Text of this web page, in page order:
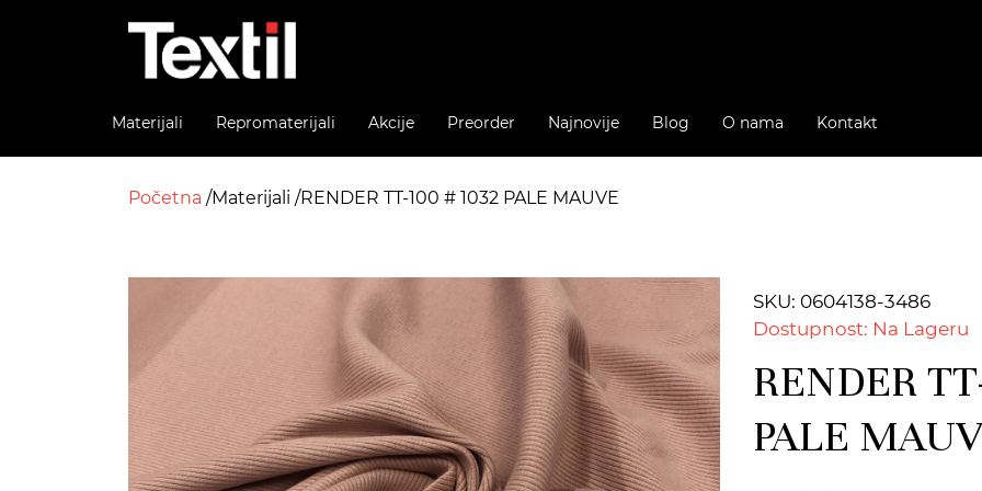
Materijali Repromaterijali Akcije Preorder Najnovije Blog O nama Kontakt
Početna Materijali RENDER TT-100 # 1032 PALE MAUVE
SKU: 0604138-3486
Dostupnost: Na Lageru
RENDER
PALE